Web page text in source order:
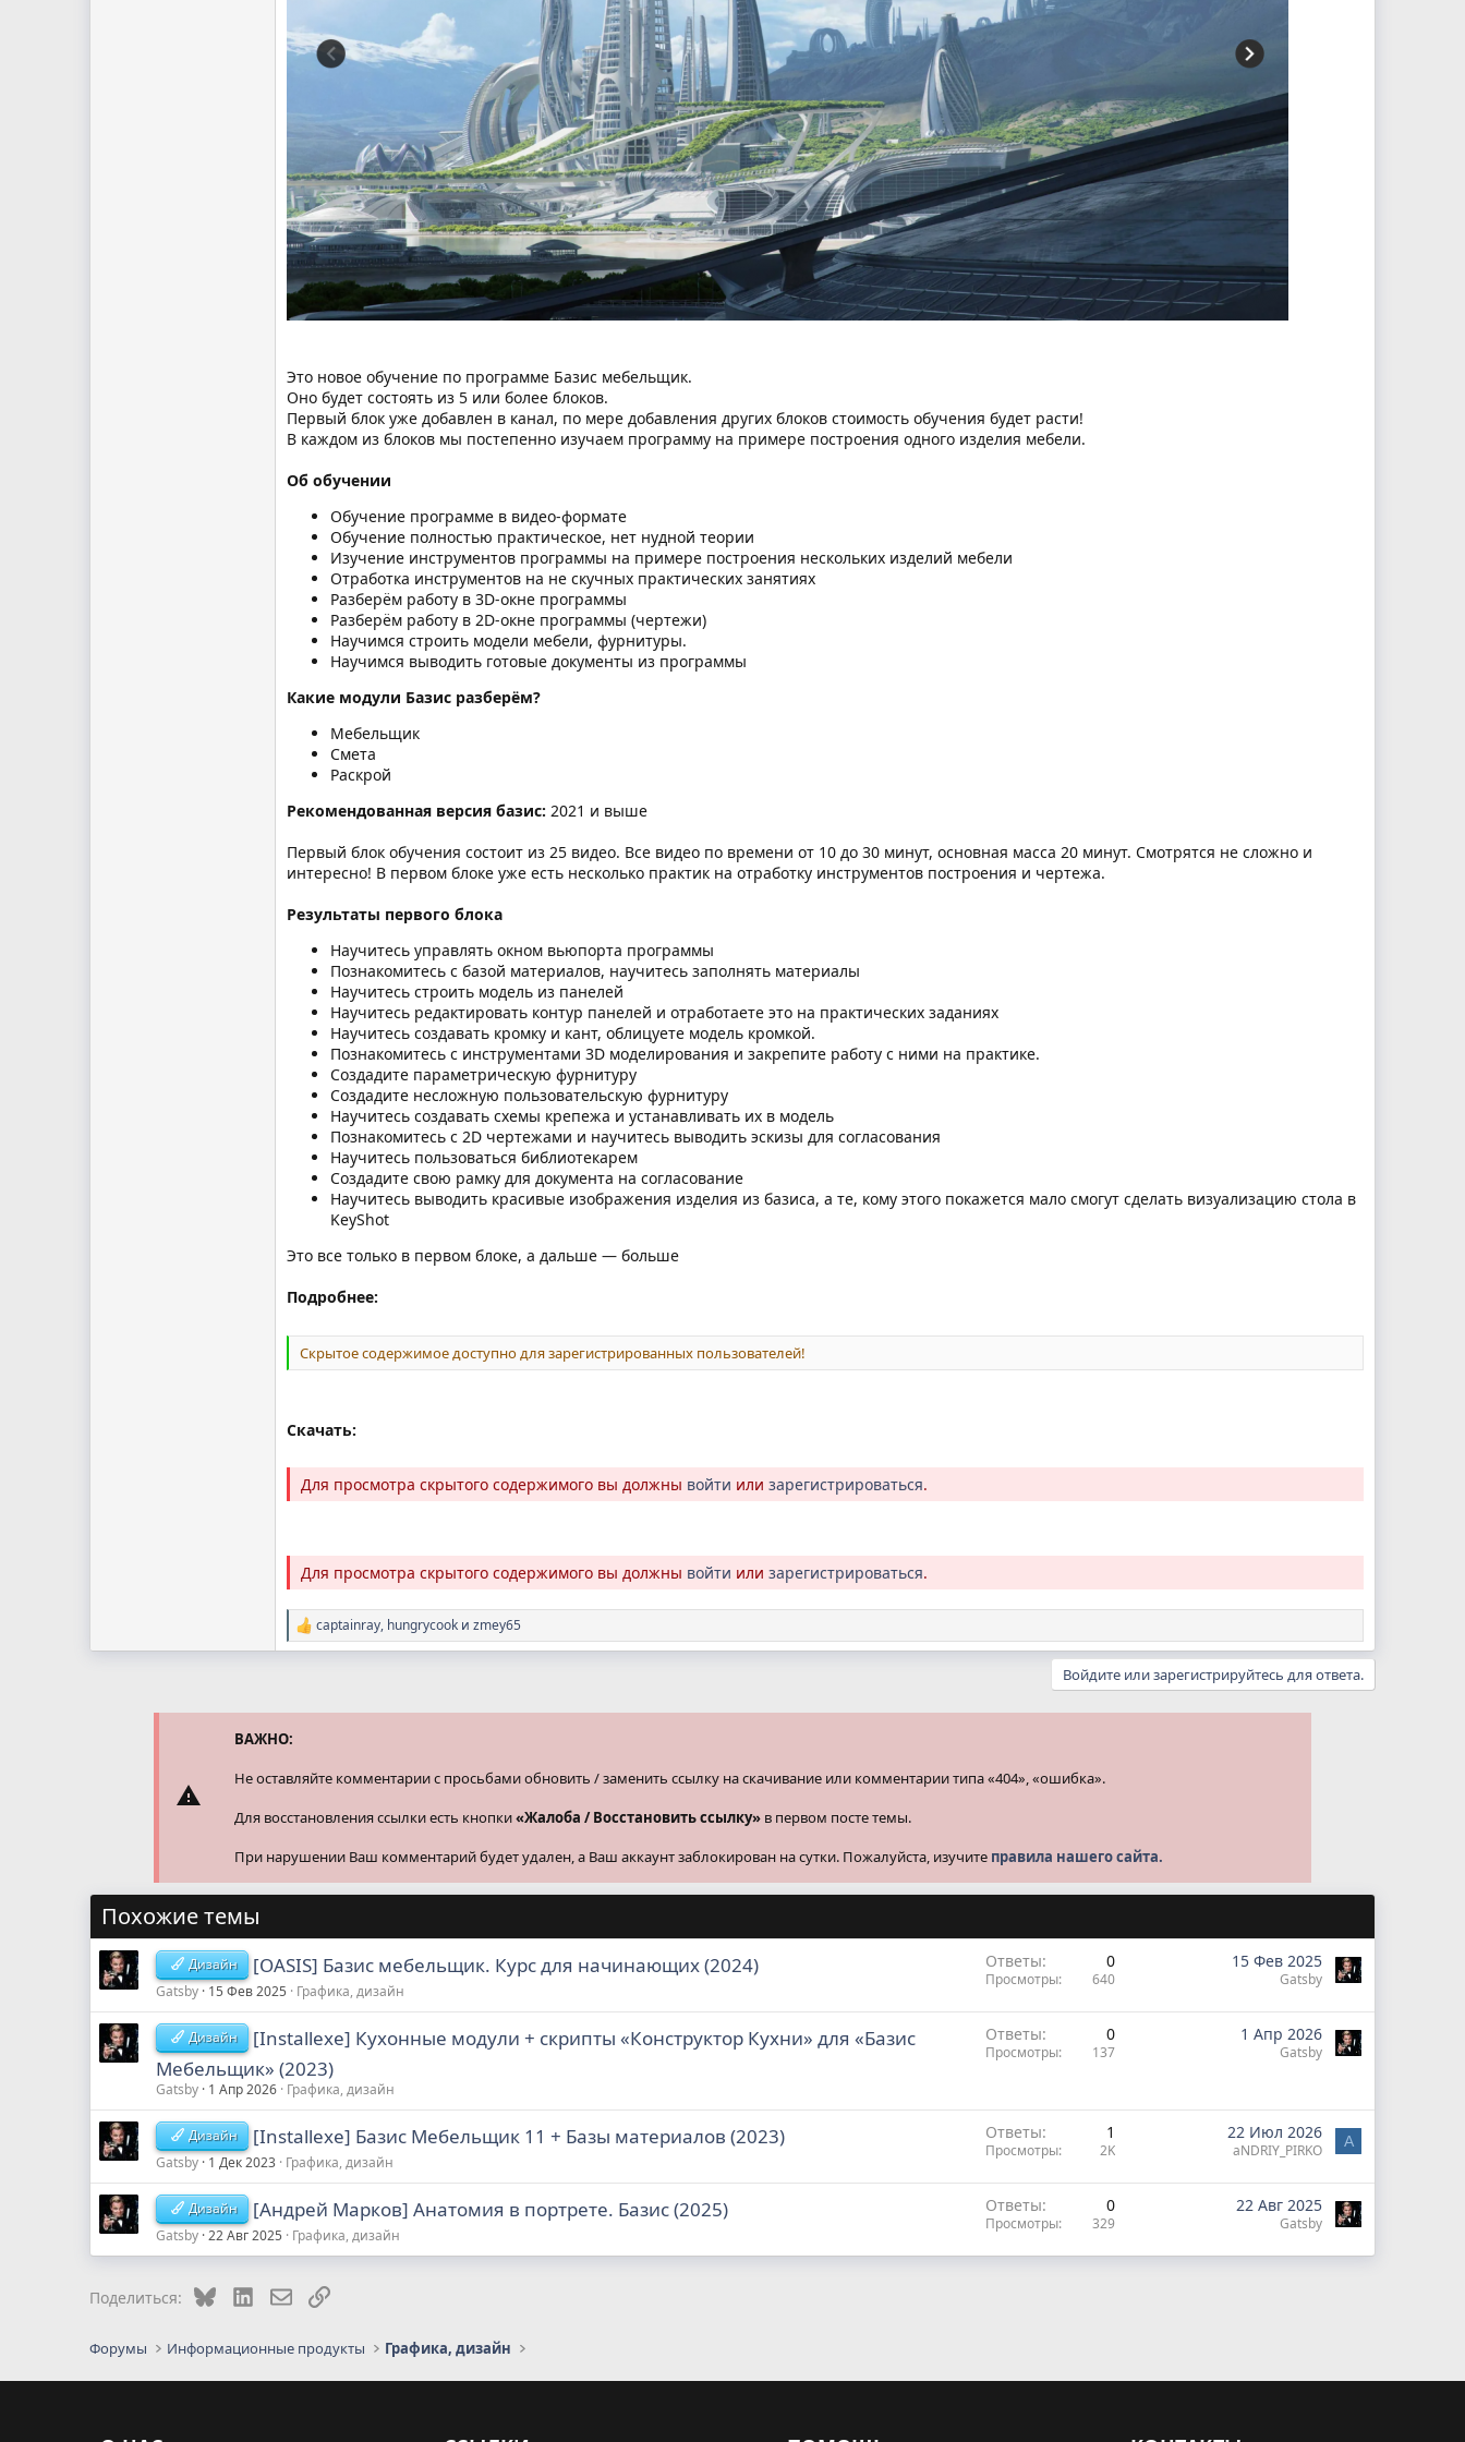
Это новое обучение по программе Базис мебельщик.
Оно будет состоять из 5 или более блоков.
Первый блок уже добавлен в канал, по мере добавления других блоков стоимость обучения будет расти!
В каждом из блоков мы постепенно изучаем программу на примере построения одного изделия мебели.
Об обучении
Обучение программе в видео-формате
Обучение полностью практическое, нет нудной теории
Изучение инструментов программы на примере построения нескольких изделий мебели
Отработка инструментов на не скучных практических занятиях
Разберём работу в 3D-окне программы
Разберём работу в 2D-окне программы (чертежи)
Научимся строить модели мебели, фурнитуры.
Научимся выводить готовые документы из программы
Какие модули Базис разберём?
Мебельщик
Смета
Раскрой
Рекомендованная версия базис: 2021 и выше
Первый блок обучения состоит из 25 видео. Все видео по времени от 10 до 30 минут, основная масса 20 минут. Смотрятся не сложно и
интересно! В первом блоке уже есть несколько практик на отработку инструментов построения и чертежа.
Результаты первого блока
Научитесь управлять окном вьюпорта программы
Познакомитесь с базой материалов, научитесь заполнять материалы
Научитесь строить модель из панелей
Научитесь редактировать контур панелей и отработаете это на практических заданиях
Научитесь создавать кромку и кант, облицуете модель кромкой.
Познакомитесь с инструментами 3D моделирования и закрепите работу с ними на практике.
Создадите параметрическую фурнитуру
Создадите несложную пользовательскую фурнитуру
Научитесь создавать схемы крепежа и устанавливать их в модель
Познакомитесь с 2D чертежами и научитесь выводить эскизы для согласования
Научитесь пользоваться библиотекарем
Создадите свою рамку для документа на согласование
Научитесь выводить красивые изображения изделия из базиса, а те, кому этого покажется мало смогут сделать визуализацию стола в
KeyShot
Это все только в первом блоке, а дальше — больше
Подробнее:
Скрытое содержимое доступно для зарегистрированных пользователей!
Скачать:
Для просмотра скрытого содержимого вы должны войти или зарегистрироваться.
Для просмотра скрытого содержимого вы должны войти или зарегистрироваться.
Р
е
и
captainray, hungrycook и zmey65
Войдите или зарегистрируйтесь для ответа.
ВАЖНО:
Не оставляйте комментарии с просьбами обновить / заменить ссылку на скачивание или комментарии типа «404», «ошибка».
Для восстановления ссылки есть кнопки«Жалоба / Восстановить ссылку» в первом посте темы.
При нарушении Ваш комментарий будет удален, а Ваш аккаунт заблокирован на сутки. Пожалуйста, изучите правила нашего сайта.
Похожие темы
Дизайн [OASIS] Базис мебельщик. Курс для начинающих (2024)
Gatsby 15 Фев 2025 Графика, дизайн
Ответы 0
Просмотры 640
15 Фев 2025
Gatsby
Дизайн
[Installexe] Кухонные модули + скрипты «Конструктор Кухни» для «Базис
Мебельщик» (2023)
Gatsby 1 Апр 2026 Графика, дизайн
Ответы 0
Просмотры 137
1 Апр 2026
Gatsby
Дизайн [Installexe] Базис Мебельщик 11 + Базы материалов (2023)
Gatsby 1 Дек 2023 Графика, дизайн
Ответы 1
Просмотры 2K
22 Июл 2026
aNDRIY_PIRKO A
Дизайн [Андрей Марков] Анатомия в портрете. Базис (2025)
Gatsby 22 Авг 2025 Графика, дизайн
Ответы 0
Просмотры 329
22 Авг 2025
Gatsby
Поделиться: BlueskyLinkedInЭлектронная почта
Ссылка
Форумы Информационные продукты Графика, дизайн